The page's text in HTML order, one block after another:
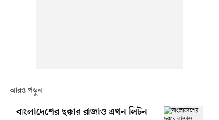
আরও পড়ুন
বাংলাদেশের ছক্কার রাজাও এখন লিটন